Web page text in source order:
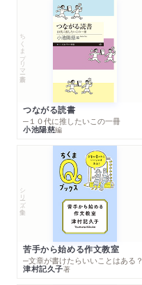
ちくまプリマー新書
つながる読書
─１０代に推したいこの一冊
小池陽慈編
シリーズ・全集
苦手から始める作文教室
─文章が書けたらいいことはある？
津村記久子著